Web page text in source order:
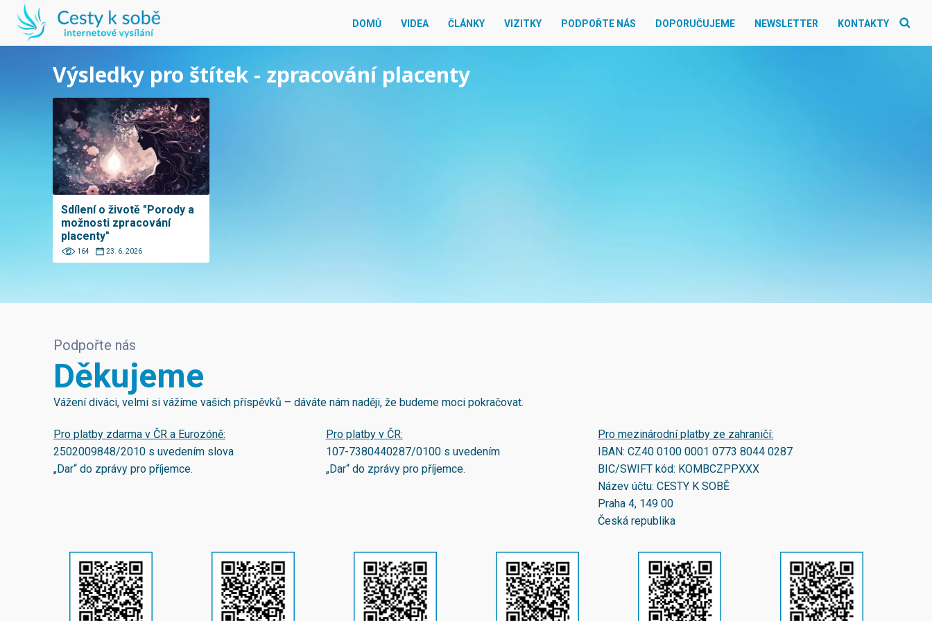
DOMŮ VIDEA ČLÁNKY VIZITKY PODPOŘTE NÁS DOPORUČUJEME NEWSLETTER KONTAKTY
Výsledky pro štítek - zpracování placenty
Sdílení o životě "Porody a
možnosti zpracování
placenty"
164 23. 6. 2026
Podpořte nás
Děkujeme
Vážení diváci, velmi si vážíme vašich příspěvků – dáváte nám naději, že budeme moci pokračovat.
Pro platby zdarma v ČR a Eurozóně:
2502009848/2010 s uvedením slova
„Dar“ do zprávy pro příjemce.
Pro platby v ČR:
107-7380440287/0100s uvedením
„Dar“ do zprávy pro příjemce.
Pro mezinárodní platby ze zahraničí:
IBAN:CZ40 0100 0001 0773 8044 0287
BIC/SWIFT kód: KOMBCZPPXXX
Název účtu: CESTY K SOBĚ
Praha 4, 149 00
Česká republika